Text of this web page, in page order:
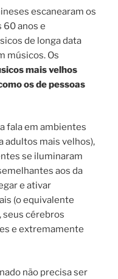
escanearam os
60 anos e
de longa data
músicos. Os
mais velhos
os de pessoas
fala em ambientes
adultos mais velhos),
se iluminaram
aos da
e ativar
(o equivalente
seus cérebros
e extremamente
não precisa ser